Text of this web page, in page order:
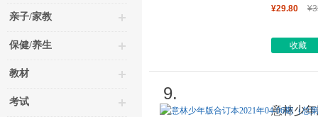
亲子/家教
保健/养生
教材
考试
¥29.80
收藏
9.
意林少